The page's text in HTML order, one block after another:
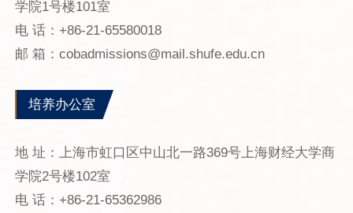
学院1号楼101室
电 话：+86-21-65580018
邮 箱：cobadmissions@mail.shufe.edu.cn
培养办公室
地 址：上海市虹口区中山北一路369号上海财经大学商
学院2号楼102室
电 话：+86-21-65362986